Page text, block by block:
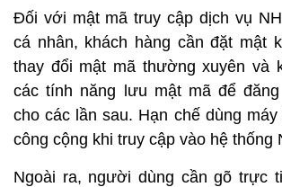
Đối với mật mã truy cập dịch vụ
cá nhân, khách hàng cần đặt mật
thay đổi mật mã thường xuyên và
các tính năng lưu mật mã để
cho các lần sau. Hạn chế dùng
công cộng khi truy cập vào hệ thống
Ngoài ra, người dùng cần gõ trực